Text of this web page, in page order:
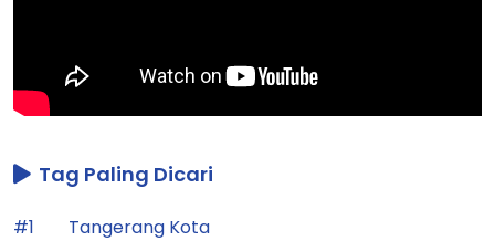
Tag Paling Dicari
#1
Tangerang Kota